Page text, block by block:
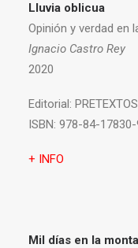
Lluvia oblicua
Opinión y verdad en
Ignacio Castro Rey
2020
Editorial: PRETEXTOS
ISBN: 978-84-
+ INFO
Mil días en la